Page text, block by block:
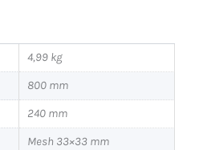
4,99 kg
800 mm
240 mm
Mesh 33×33 mm